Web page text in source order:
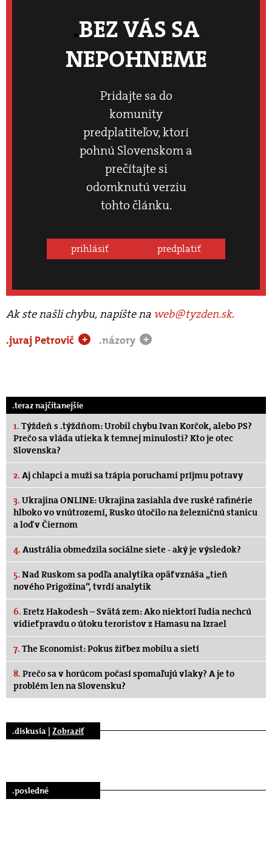
BEZ VÁS SA
NEPOHNEME
Pridajte sa do
komunity
predplatiteľov, ktorí
pohnú Slovenskom a
prečítajte si
odomknutú verziu
tohto článku.
prihlásiť predplatiť
Ak ste našli chybu, napíšte na web@tyzden.sk.
.juraj Petrovič
+ .názory +
.teraz najčítanejšie
1. Týždeň s .týždňom: Urobil chybu Ivan Korčok, alebo PS?
Prečo sa vláda utieka k temnej minulosti? Kto je otec
Slovenska?
2. Aj chlapci a muži sa trápia poruchami príjmu potravy
3. Ukrajina ONLINE: Ukrajina zasiahla dve ruské rafinérie
hlboko vo vnútrozemí, Rusko útočilo na železničnú stanicu
a loď v Čiernom
4. Austrália obmedzila sociálne siete - aký je výsledok?
5. Nad Ruskom sa podľa analytika opäť vznáša „tieň
nového Prigožina“, tvrdí analytik
6. Eretz Hakodesh – Svätá zem: Ako niektorí ľudia nechcú
vidieť pravdu o útoku teroristov z Hamasu na Izrael
7. The Economist: Pokus žiť bez mobilu a sietí
8. Prečo sa v horúcom počasí spomaľujú vlaky? A je to
problém len na Slovensku?
.diskusia | Zobraziť
.posledné